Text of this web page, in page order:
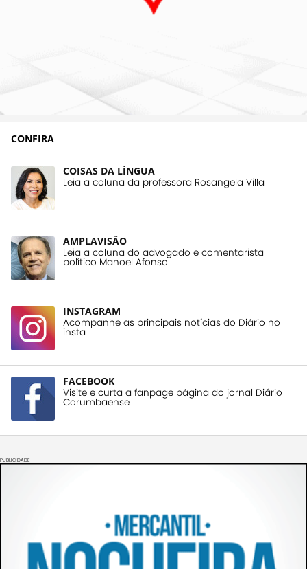
CONFIRA
COISAS DA LÍNGUA
Leia a coluna da professora Rosangela Villa
AMPLAVISÃO
Leia a coluna do advogado e comentarista
político Manoel Afonso
INSTAGRAM
Acompanhe as principais notícias do Diário no
insta
FACEBOOK
Visite e curta a fanpage página do jornal Diário
Corumbaense
PUBLICIDADE